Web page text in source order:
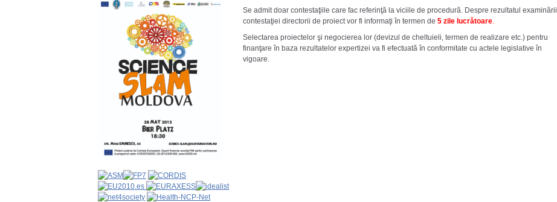
Se admit doar contestaţiile care fac referinţă la viciile de procedură. Despre rezultatul examinării
contestaţiei directorii de proiect vor fi informaţi în termen de 5 zile lucrătoare.
Selectarea proiectelor şi negocierea lor (devizul de cheltuieli, termen de realizare etc.) pentru
finanţare în baza rezultatelor expertizei va fi efectuată în conformitate cu actele legislative în
vigoare.